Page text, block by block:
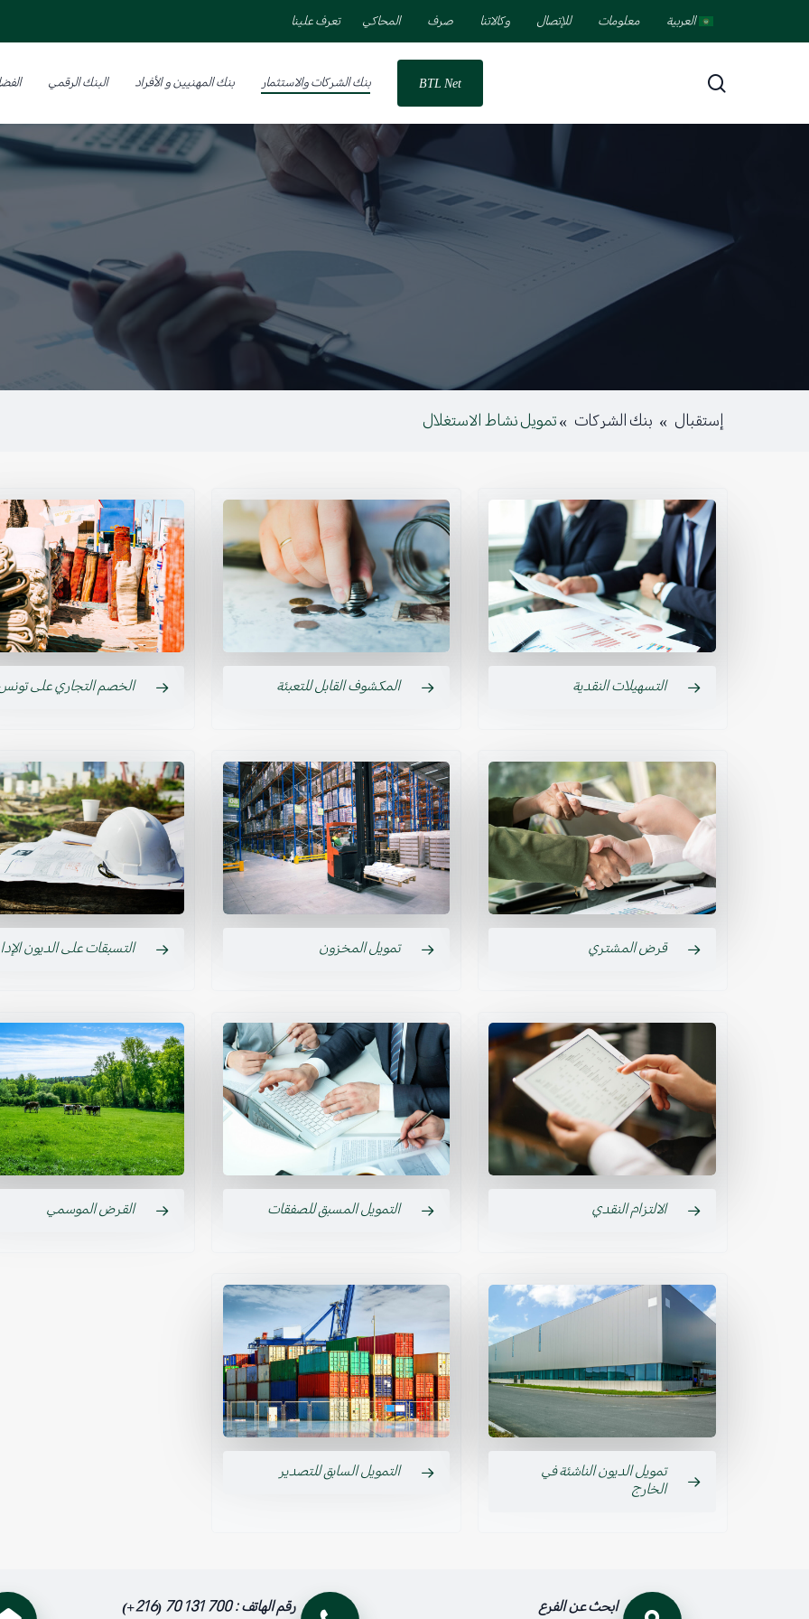
العربية معلومات للإتصال وكالاتنا صرف المحاكي تعرف علينا
BTL Net بنك الشركات والاستثمار بنك المهنيين و الأفراد البنك الرقمي search
إستقبال » بنك الشركات »تمويل نشاط الاستغلال
الخصم التجاري على المكشوف القابل للتعبئة التسهيلات النقدية
التسبقات على الديون تمويل المخزون قرض المشتري
القرض الموسمي التمويل المسبق للصفقات الالتزام النقدي
التمويل السابق للتصدير
تمويل الديون الناشئة في
الخارج
رقم الهاتف :700 131 70 (216+) ابحث عن الفرع